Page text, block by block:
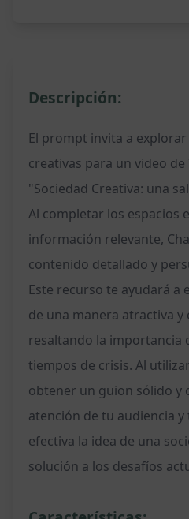
Descripción:
El prompt invita a
creativas para un video de
"Sociedad Creativa: una
Al completar los espacios
información relevante,
contenido detallado y
Este recurso te ayudará
de una manera atractiva y
resaltando la importancia
tiempos de crisis. Al
obtener un guion sólido y
atención de tu audiencia
efectiva la idea de una
solución a los desafíos